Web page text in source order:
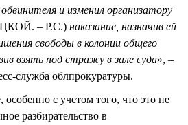
и изменил организатору
– Р.С.) наказание, назначив ей
свободы в колонии общего
взять под стражу в зале суда», –
служба облпрокуратуры.
с учетом того, что это не
разбирательство в